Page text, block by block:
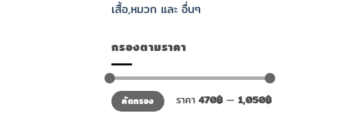
เสื้อ,หมวก และ อื่นๆ
กรองตามราคา
ราคา
ต่ำ
สุด
ราคา
สูงสุดคัดกรอง ราคา 470฿— 1,050฿